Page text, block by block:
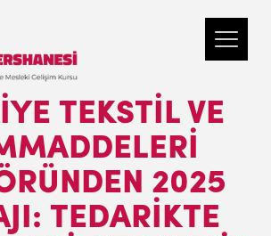
TEKSTIL VE
2025
TEDARIKTE